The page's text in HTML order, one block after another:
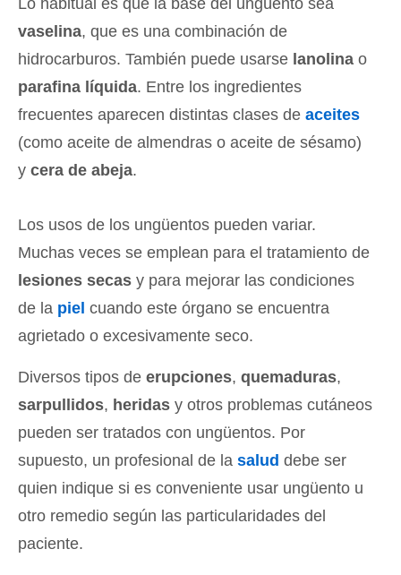
Lo habitual es que la base del ungüento sea
vaselina, que es una combinación de
hidrocarburos. También puede usarse lanolina o
parafina líquida. Entre los ingredientes
frecuentes aparecen distintas clases de aceites
(como aceite de almendras o aceite de sésamo)
y cera de abeja.
Los usos de los ungüentos pueden variar.
Muchas veces se emplean para el tratamiento de
lesiones secas y para mejorar las condiciones
de la piel cuando este órgano se encuentra
agrietado o excesivamente seco.
Diversos tipos de erupciones, quemaduras,
sarpullidos, heridas y otros problemas cutáneos
pueden ser tratados con ungüentos. Por
supuesto, un profesional de la salud debe ser
quien indique si es conveniente usar ungüento u
otro remedio según las particularidades del
paciente.